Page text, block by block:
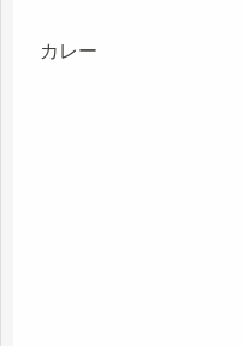
カレー